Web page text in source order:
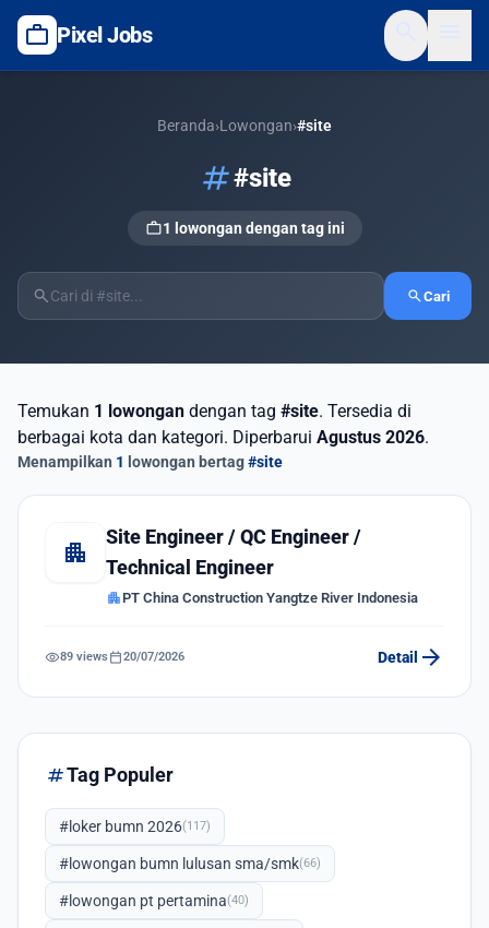
work Pixel Jobs
Beranda›Lowongan›#site
tag#site
work1 lowongan dengan tag ini
search searchCari
Temukan 1 lowongan dengan tag #site. Tersedia di
berbagai kota dan kategori. Diperbarui Agustus 2026.
Menampilkan 1 lowongan bertag#site
apartment
Site Engineer / QC Engineer /
Technical Engineer
apartmentPT China Construction Yangtze River Indonesia
visibility89 views calendar_today20/07/2026 Detail arrow_forward
tagTag Populer
#loker bumn 2026(117)
#lowongan bumn lulusan sma/smk(66)
#lowongan pt pertamina(40)